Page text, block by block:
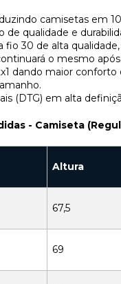
camisetas em
de qualidade e
fio 30 de alta
o mesmo após
dando maior
(DTG) em alta
- Camiseta
Altura
67,5
69